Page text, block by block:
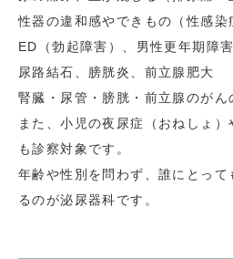
性器の違和感やできもの（性感染
ED（勃起障害）、男性更年期障害
尿路結石、膀胱炎、前立腺肥大
腎臓・尿管・膀胱・前立腺のがん
また、小児の夜尿症（おねしょ
も診察対象です。
年齢や性別を問わず、誰にとっ
るのが泌尿器科です。